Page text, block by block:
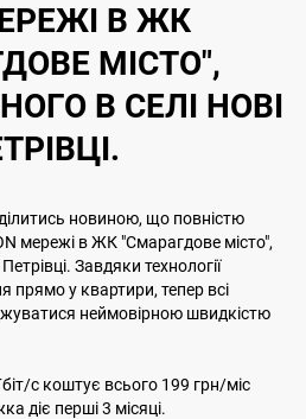
В ЖК
МІСТО",
В СЕЛІ НОВІ
новиною, що повністю
мережі в ЖК "Смарагдове місто",
Завдяки технології
прямо у квартири, тепер всі
неймовірною швидкістю
Гбіт/с коштує всього 199 грн/міс
діє перші 3 місяці.